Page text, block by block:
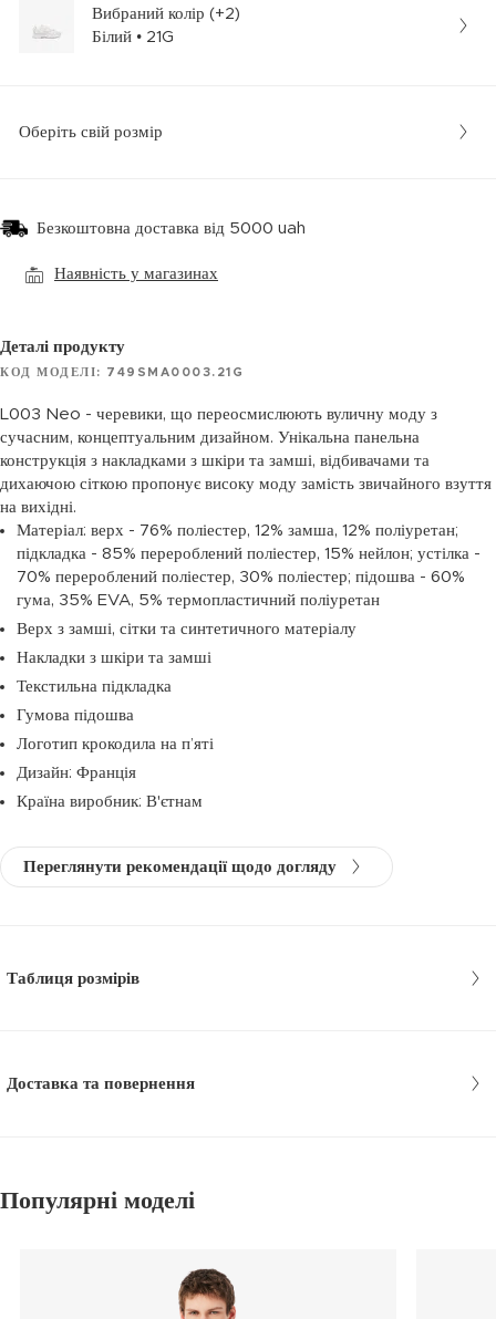
Вибраний колір (+2)
Білий • 21G
Оберіть свій розмір
Безкоштовна доставка від 5000 uah
Наявність у магазинах
Деталі продукту
КОД МОДЕЛІ: 749SMA0003.21G
L003 Neo - черевики, що переосмислюють вуличну моду з
сучасним, концептуальним дизайном. Унікальна панельна
конструкція з накладками з шкіри та замші, відбивачами та
дихаючою сіткою пропонує високу моду замість звичайного взуття
на вихідні.
Матеріал: верх - 76% поліестер, 12% замша, 12% поліуретан;
підкладка - 85% перероблений поліестер, 15% нейлон; устілка -
70% перероблений поліестер, 30% поліестер; підошва - 60%
гума, 35% EVA, 5% термопластичний поліуретан
Верх з замші, сітки та синтетичного матеріалу
Накладки з шкіри та замші
Текстильна підкладка
Гумова підошва
Логотип крокодила на п’яті
Дизайн: Франція
Країна виробник: В'єтнам
Переглянути рекомендації щодо догляду
Таблиця розмірів
Доставка та повернення
Популярні моделі